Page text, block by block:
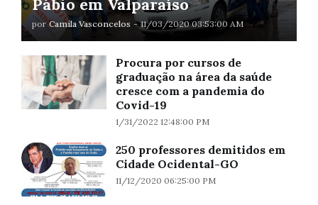
Pábio em Valparaíso
por Camila Vasconcelos - 11/03/2020 03:53:00 AM
Procura por cursos de
graduação na área da saúde
cresce com a pandemia do
Covid-19
1/31/2022 12:48:00 PM
250 professores demitidos em
Cidade Ocidental-GO
11/12/2020 06:25:00 PM